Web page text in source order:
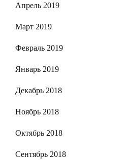
Апрель 2019
Март 2019
Февраль 2019
Январь 2019
Декабрь 2018
Ноябрь 2018
Октябрь 2018
Сентябрь 2018